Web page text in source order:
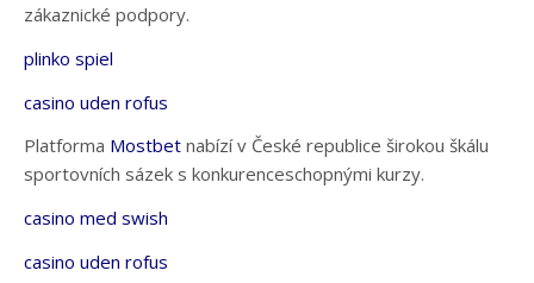
zákaznické podpory.
plinko spiel
casino uden rofus
Platforma Mostbet nabízí v České republice širokou škálu
sportovních sázek s konkurenceschopnými kurzy.
casino med swish
casino uden rofus